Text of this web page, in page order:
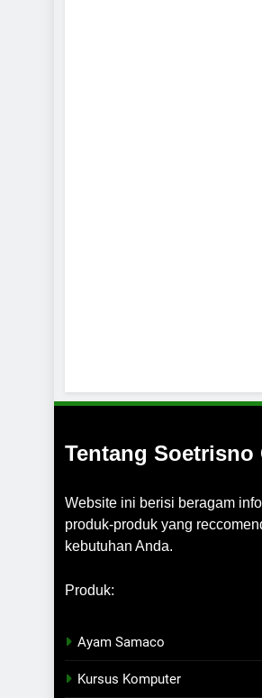
Tentang Soetrisno
Website ini berisi beragam
produk-produk yang
kebutuhan Anda.
Produk:
Ayam Samaco
Kursus Komputer